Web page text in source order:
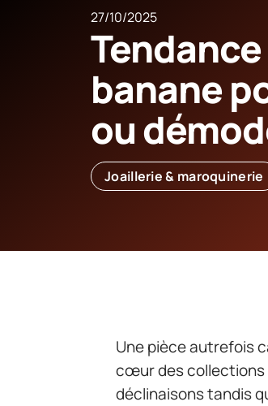
27/10/2025
banane
ou
Joaillerie & maroquinerie
Une pièce autrefois
cœur des collections
déclinaisons tandis